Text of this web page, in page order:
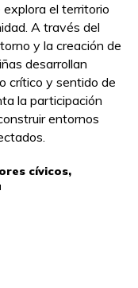
el territorio
A través del
y la creación de
desarrollan
crítico y sentido de
la participación
entornos
cívicos,